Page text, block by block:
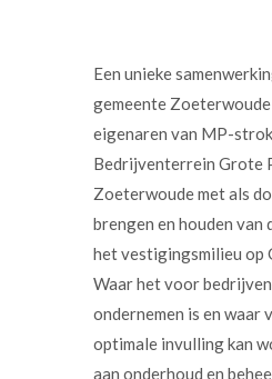
Een unieke
gemeente Zoeterwoude
eigenaren van MP-
Bedrijventerrein Grote
Zoeterwoude met als
brengen en houden van
het vestigingsmilieu op
Waar het voor
ondernemen is en waar
optimale invulling kan
aan onderhoud en